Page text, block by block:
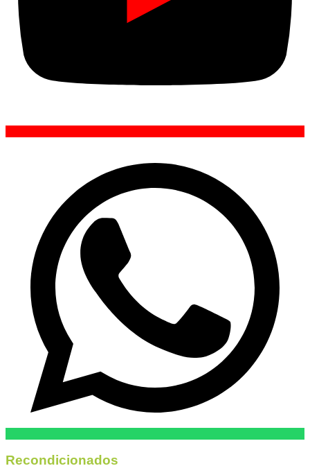
Recondicionados